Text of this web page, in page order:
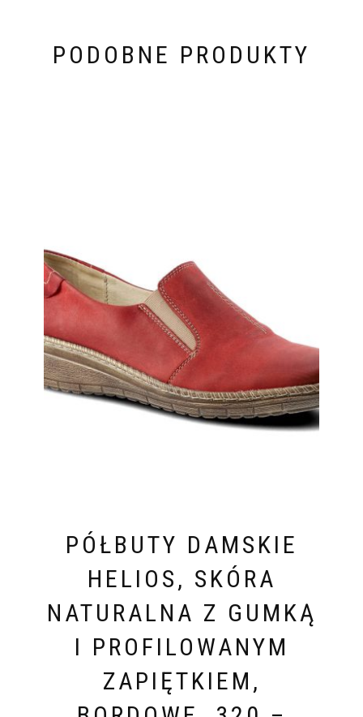
PODOBNE PRODUKTY
PÓŁBUTY DAMSKIE
HELIOS, SKÓRA
NATURALNA Z GUMKĄ
I PROFILOWANYM
ZAPIĘTKIEM,